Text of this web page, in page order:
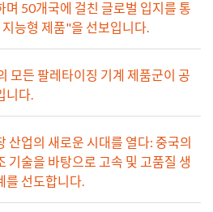
며 50개국에 걸친 글로벌 입지를 통
능형 제품"을 선보입니다.
모든 팔레타이징 기계 제품군이 공
니다.
산업의 새로운 시대를 열다: 중국의
기술을 바탕으로 고속 및 고품질 생
를 선도합니다.